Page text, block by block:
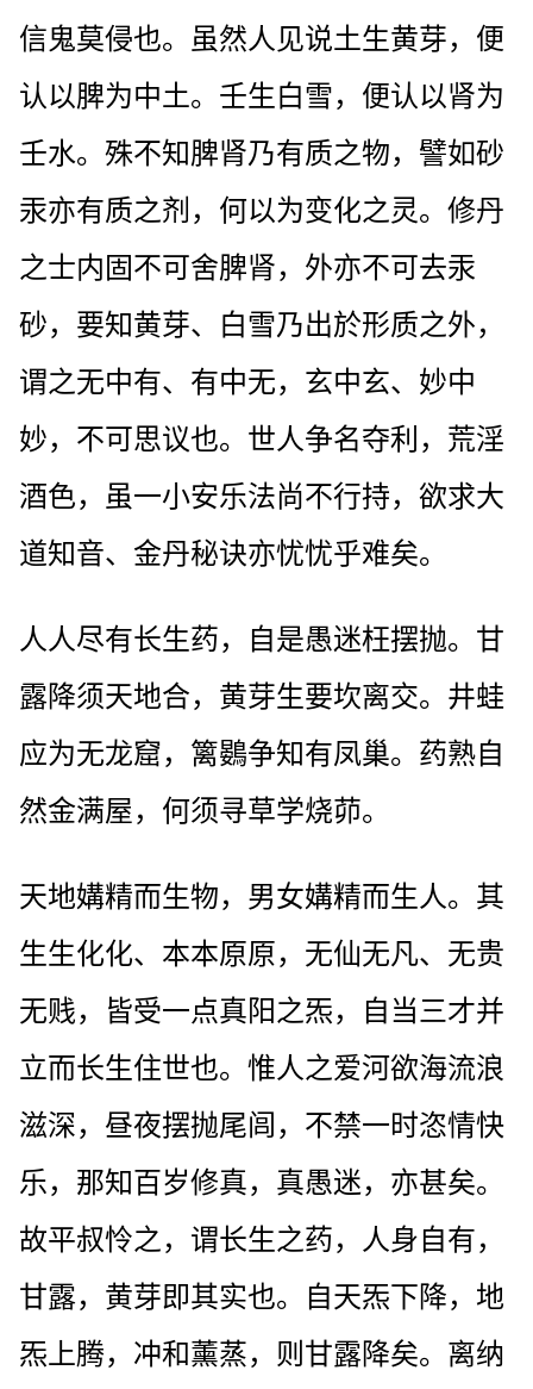
信鬼莫侵也。虽然人见说土生黄芽，便
认以脾为中土。壬生白雪，便认以肾为
壬水。殊不知脾肾乃有质之物，譬如砂
汞亦有质之剂，何以为变化之灵。修丹
之士内固不可舍脾肾，外亦不可去汞
砂，要知黄芽、白雪乃出於形质之外，
谓之无中有、有中无，玄中玄、妙中
妙，不可思议也。世人争名夺利，荒淫
酒色，虽一小安乐法尚不行持，欲求大
道知音、金丹秘诀亦忧忧乎难矣。
人人尽有长生药，自是愚迷枉摆抛。甘
露降须天地合，黄芽生要坎离交。井蛙
应为无龙窟，篱鷃争知有凤巢。药熟自
然金满屋，何须寻草学烧茆。
天地媾精而生物，男女媾精而生人。其
生生化化、本本原原，无仙无凡、无贵
无贱，皆受一点真阳之炁，自当三才并
立而长生住世也。惟人之爱河欲海流浪
滋深，昼夜摆抛尾闾，不禁一时恣情快
乐，那知百岁修真，真愚迷，亦甚矣。
故平叔怜之，谓长生之药，人身自有，
甘露，黄芽即其实也。自天炁下降，地
炁上腾，冲和薰蒸，则甘露降矣。离纳